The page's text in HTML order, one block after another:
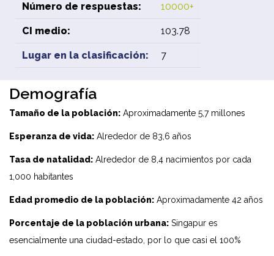
Número de respuestas: 10000+
CI medio: 103.78
Lugar en la clasificación: 7
Demografía
Tamaño de la población: Aproximadamente 5,7 millones
Esperanza de vida: Alrededor de 83,6 años
Tasa de natalidad: Alrededor de 8,4 nacimientos por cada
1,000 habitantes
Edad promedio de la población: Aproximadamente 42 años
Porcentaje de la población urbana: Singapur es
esencialmente una ciudad-estado, por lo que casi el 100%